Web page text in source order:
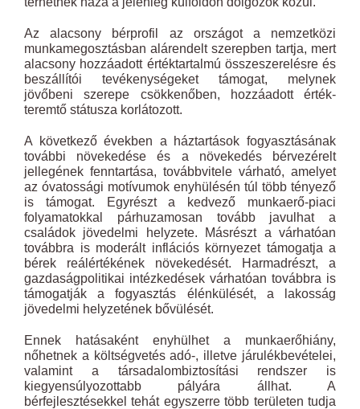
Az alacsony bérprofil az országot a nemzetközi
munkamegosztásban alárendelt szerepben tartja, mert
alacsony hozzáadott értéktartalmú összeszerelésre és
beszállítói tevékenységeket támogat, melynek
jövőbeni szerepe csökkenőben, hozzáadott érték-
teremtő státusza korlátozott.
A következő években a háztartások fogyasztásának
további növekedése és a növekedés bérvezérelt
jellegének fenntartása, továbbvitele várható, amelyet
az óvatossági motívumok enyhülésén túl több tényező
is támogat. Egyrészt a kedvező munkaerő-piaci
folyamatokkal párhuzamosan tovább javulhat a
családok jövedelmi helyzete. Másrészt a várhatóan
továbbra is moderált inflációs környezet támogatja a
bérek reálértékének növekedését. Harmadrészt, a
gazdaságpolitikai intézkedések várhatóan továbbra is
támogatják a fogyasztás élénkülését, a lakosság
jövedelmi helyzetének bővülését.
Ennek hatásaként enyhülhet a munkaerőhiány,
nőhetnek a költségvetés adó-, illetve járulékbevételei,
valamint a társadalombiztosítási rendszer is
kiegyensúlyozottabb pályára állhat. A
bérfejlesztésekkel tehát egyszerre több területen tudja